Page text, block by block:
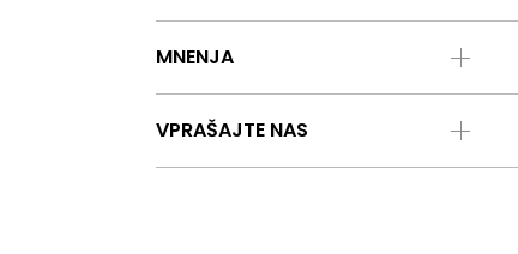
MNENJA
VPRAŠAJTE NAS